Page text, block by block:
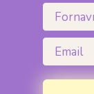
Fornavn
Email